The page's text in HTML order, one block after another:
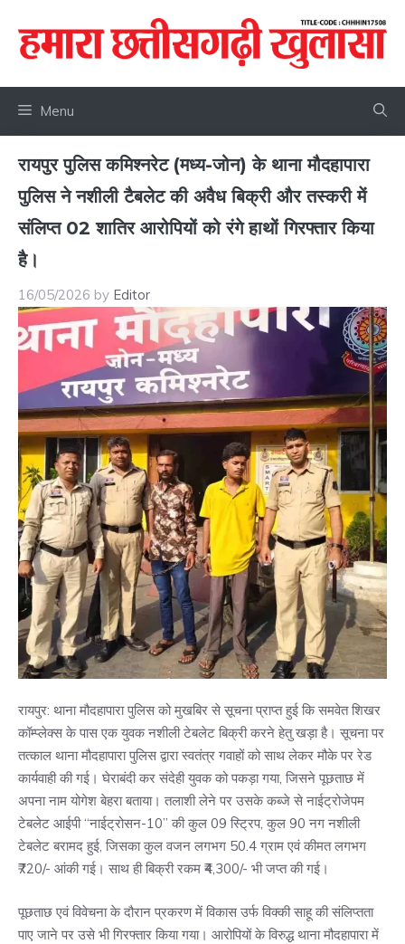
content
Menu
​रायपुर पुलिस कमिश्नरेट (मध्य-जोन) के थाना मौदहापारा
पुलिस ने नशीली टैबलेट की अवैध बिक्री और तस्करी में
संलिप्त 02 शातिर आरोपियों को रंगे हाथों गिरफ्तार किया
है।
16/05/2026 by Editor
रायपुर: थाना मौदहापारा पुलिस को मुखबिर से सूचना प्राप्त हुई कि समवेत शिखर
कॉम्प्लेक्स के पास एक युवक नशीली टेबलेट बिक्री करने हेतु खड़ा है। सूचना पर
तत्काल थाना मौदहापारा पुलिस द्वारा स्वतंत्र गवाहों को साथ लेकर मौके पर रेड
कार्यवाही की गई। घेराबंदी कर संदेही युवक को पकड़ा गया, जिसने पूछताछ में
अपना नाम योगेश बेहरा बताया। तलाशी लेने पर उसके कब्जे से नाईट्रोजेपम
टेबलेट आईपी “नाईट्रोसन-10” की कुल 09 स्ट्रिप, कुल 90 नग नशीली
टेबलेट बरामद हुई, जिसका कुल वजन लगभग 50.4 ग्राम एवं कीमत लगभग
₹720/- आंकी गई। साथ ही बिक्री रकम ₹4,300/- भी जप्त की गई।
पूछताछ एवं विवेचना के दौरान प्रकरण में विकास उर्फ विक्की साहू की संलिप्तता
पाए जाने पर उसे भी गिरफ्तार किया गया। आरोपियों के विरुद्ध थाना मौदहापारा में